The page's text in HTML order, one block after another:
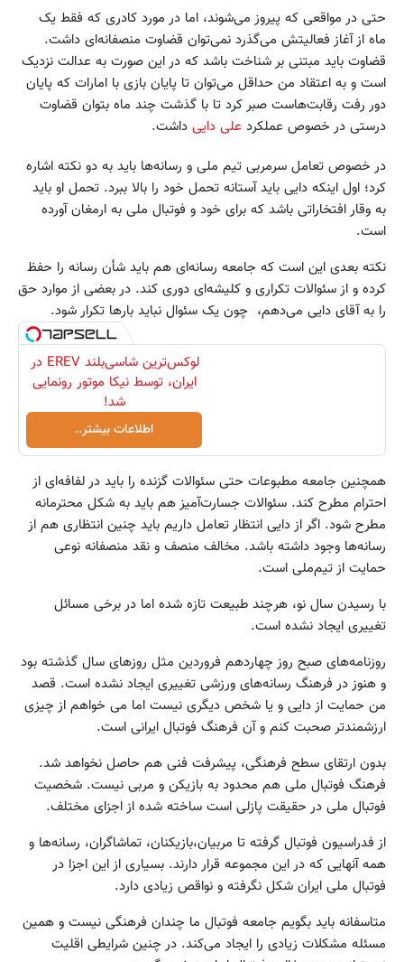
حتی در مواقعی که پیروز می‌شوند، اما در مورد کادری که فقط یک
ماه از آغاز فعالیتش می‌گذرد نمی‌توان قضاوت منصفانه‌ای داشت.
قضاوت باید مبتنی بر شناخت باشد که در این صورت به عدالت نزدیک
است و به اعتقاد من حداقل می‌توان تا پایان بازی با امارات که پایان
دور رفت رقابت‌هاست صبر کرد تا با گذشت چند ماه بتوان قضاوت
درستی در خصوص عملکرد علی دایی داشت.
در خصوص تعامل سرمربی تیم ملی و رسانه‌ها باید به دو نکته اشاره
کرد؛ اول اینکه دایی باید آستانه تحمل خود را بالا ببرد. تحمل او باید
به وقار افتخاراتی باشد که برای خود و فوتبال ملی به ارمغان آورده‌
است.
نکته بعدی این است که جامعه رسانه‌ای هم باید شأن رسانه را حفظ
کرده و از سئوالات تکراری و کلیشه‌ای دوری ‌کند. در بعضی از موارد حق
را به آقای دایی می‌دهم، چون یک سئوال نباید بارها تکرار شود.
لوکس‌ترین شاسی‌بلند EREV در
ایران، توسط نیکا موتور رونمایی
شد!
اطلاعات بیشتر..
همچنین جامعه مطبوعات حتی سئوالات گزنده را باید در لفافه‌ای از
احترام مطرح کند. سئوالات جسارت‌آمیز هم باید به شکل محترمانه
مطرح شود. اگر از دایی انتظار تعامل داریم باید چنین انتظاری هم از
رسانه‌ها وجود داشته باشد. مخالف منصف و نقد منصفانه نوعی
حمایت از تیم‌ملی است.
با رسیدن سال نو، هرچند طبیعت تازه شده اما در برخی مسائل
تغییری ایجاد نشده است.
روزنامه‌های صبح روز چهاردهم فروردین مثل روزهای سال گذشته بود
و هنوز در فرهنگ رسانه‌های ورزشی تغییری ایجاد نشده است. قصد
من حمایت از دایی و یا شخص دیگری نیست اما می خواهم از چیزی
ارزشمندتر صحبت کنم و آن فرهنگ فوتبال ایرانی است.
بدون ارتقای سطح فرهنگی، ‌پیشرفت فنی هم حاصل نخواهد شد.
فرهنگ فوتبال ملی هم محدود به بازیکن و مربی نیست. شخصیت
فوتبال ملی در حقیقت پازلی است ساخته شده از اجزای مختلف.
از فدراسیون فوتبال گرفته تا مربیان،بازیکنان، ‌تماشاگران، رسانه‌ها و
همه آنهایی که در این مجموعه قرار دارند. بسیاری از این اجزا در
فوتبال ملی ایران شکل نگرفته و نواقص زیادی دارد.
متاسفانه باید بگویم جامعه فوتبال ما چندان فرهنگی نیست و همین
مسئله مشکلات زیادی را ایجاد می‌کند. در چنین شرایطی اقلیت